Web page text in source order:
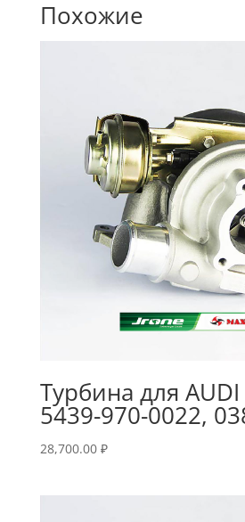
Похожие
Турбина для AUDI
5439-970-0022,
28,700.00 ₽